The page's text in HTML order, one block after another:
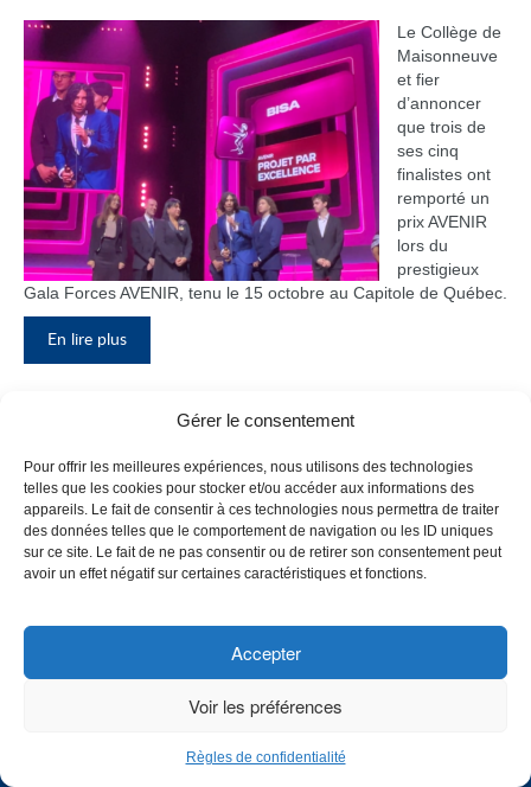
Gérer le consentement
Pour offrir les meilleures expériences, nous utilisons des technologies
telles que les cookies pour stocker et/ou accéder aux informations des
appareils. Le fait de consentir à ces technologies nous permettra de traiter
des données telles que le comportement de navigation ou les ID uniques
sur ce site. Le fait de ne pas consentir ou de retirer son consentement peut
avoir un effet négatif sur certaines caractéristiques et fonctions.
Accepter
Voir les préférences
Règles de confidentialité
Le Collège de
Maisonneuve
et fier
d’annoncer
que trois de
ses cinq
finalistes ont
remporté un
prix AVENIR
lors du
prestigieux
Gala Forces AVENIR, tenu le 15 octobre au Capitole de Québec.
En lire plus
bloc F
Le Collège de
Maisonneuve
a inauguré
CHOISISSEZ UN PROFIL